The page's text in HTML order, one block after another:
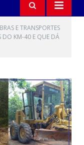
E TRANSPORTES
DO KM-40 E QUE DÁ